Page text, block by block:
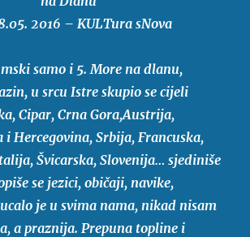
2016 – KULTura sNova
samo i 5. More na dlanu,
u srcu Istre skupio se cijeli
Cipar, Crna Gora,Austrija,
i Hercegovina, Srbija, Francuska,
Švicarska, Slovenija… sjediniše
se jezici, običaji, navike,
je u svima nama, nikad nisam
a praznija. Prepuna topline i